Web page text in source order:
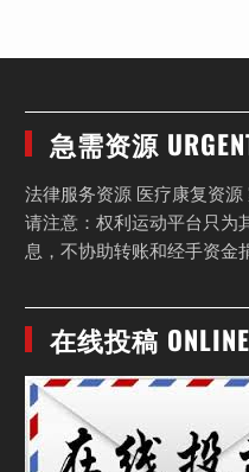
急需资源
法律服务资源 医疗康复资
请注意：权利运动平台只为
息，不协助转账和经手资金
在线投稿